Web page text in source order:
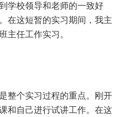
学校领导和老师的一致好
在这短暂的实习期间，我主
主任工作实习。
整个实习过程的重点。刚开
和自己进行试讲工作。在这